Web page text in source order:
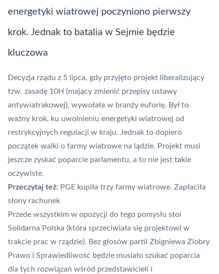
energetyki wiatrowej poczyniono pierwszy
krok. Jednak to batalia w Sejmie będzie
kluczowa
Decyzja rządu z 5 lipca, gdy przyjęto projekt liberalizujący
tzw. zasadę 10H (mający zmienić przepisy ustawy
antywiatrakowej), wywołała w branży euforię. Był to
ważny krok, ku uwolnieniu energetyki wiatrowej od
restrykcyjnych regulacji w kraju. Jednak to dopiero
początek walki o farmy wiatrowe na lądzie. Projekt musi
jeszcze zyskać poparcie parlamentu, a to nie jest takie
oczywiste.
Przeczytaj też: PGE kupiła trzy farmy wiatrowe. Zapłaciła
słony rachunek
Przede wszystkim w opozycji do tego pomysłu stoi
Solidarna Polska (która sprzeciwiała się projektowi w
trakcie prac w rządzie). Bez głosów partii Zbigniewa Ziobry
Prawo i Sprawiedliwość będzie musiało szukać poparcia
dla tych rozwiązań wśród przedstawicieli i